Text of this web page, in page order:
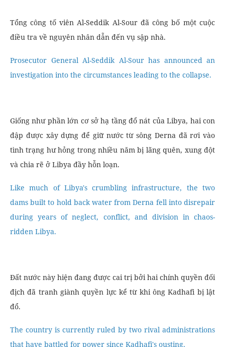
Tổng công tố viên Al-Seddik Al-Sour đã công bố một cuộc
điều tra về nguyên nhân dẫn đến vụ sập nhà.
Prosecutor General Al-Seddik Al-Sour has announced an
investigation into the circumstances leading to the collapse.
Giống như phần lớn cơ sở hạ tầng đổ nát của Libya, hai con
đập được xây dựng để giữ nước từ sông Derna đã rơi vào
tình trạng hư hỏng trong nhiều năm bị lãng quên, xung đột
và chia rẽ ở Libya đầy hỗn loạn.
Like much of Libya's crumbling infrastructure, the two
dams built to hold back water from Derna fell into disrepair
during years of neglect, conflict, and division in chaos-
ridden Libya.
Đất nước này hiện đang được cai trị bởi hai chính quyền đối
địch đã tranh giành quyền lực kể từ khi ông Kadhafi bị lật
đổ.
The country is currently ruled by two rival administrations
that have battled for power since Kadhafi's ousting.